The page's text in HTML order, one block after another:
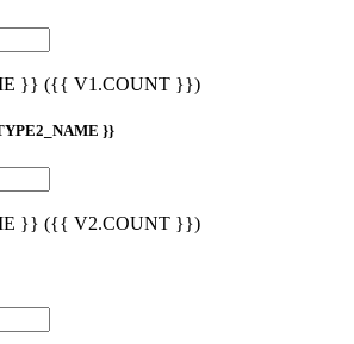
}} ({{ V1.COUNT }})
}}
}} ({{ V2.COUNT }})